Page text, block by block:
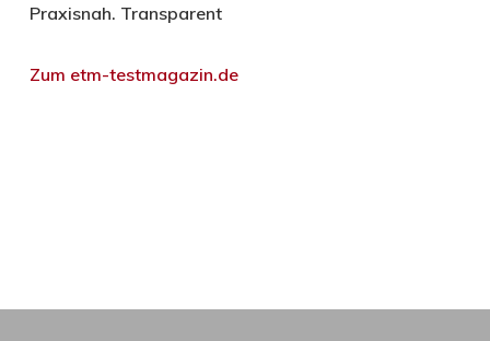
Praxisnah. Transparent
Zum etm-testmagazin.de